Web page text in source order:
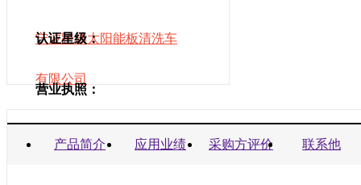
宁波跨越太阳能板清洗车
有限公司
认证星级：
营业执照：
商业信誉承诺书：
产品简介 应用业绩 采购方评价 联系他